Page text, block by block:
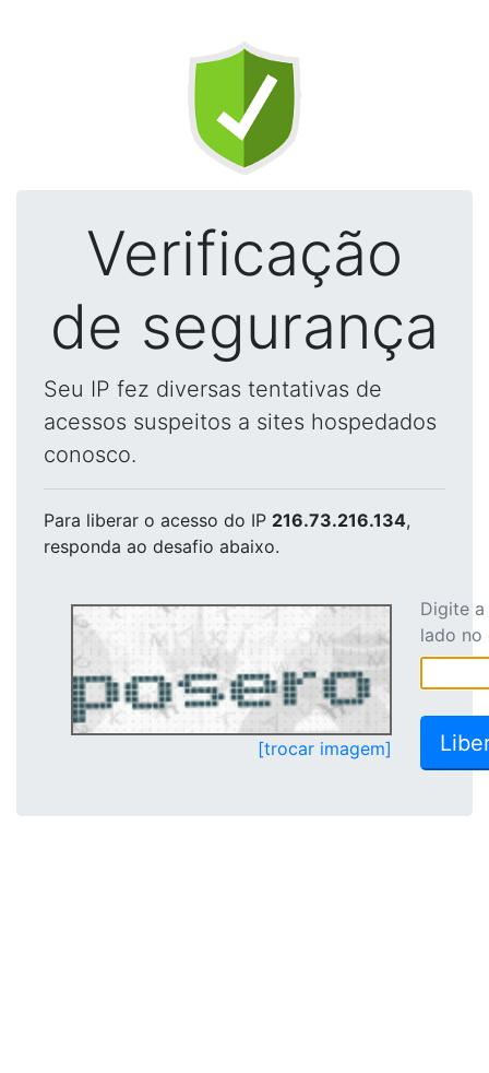
Verificação
de segurança
Seu IP fez diversas tentativas de
acessos suspeitos a sites hospedados
conosco.
Para liberar o acesso do IP 216.73.216.134,
responda ao desafio abaixo.
[trocar imagem]
Digite
lado no